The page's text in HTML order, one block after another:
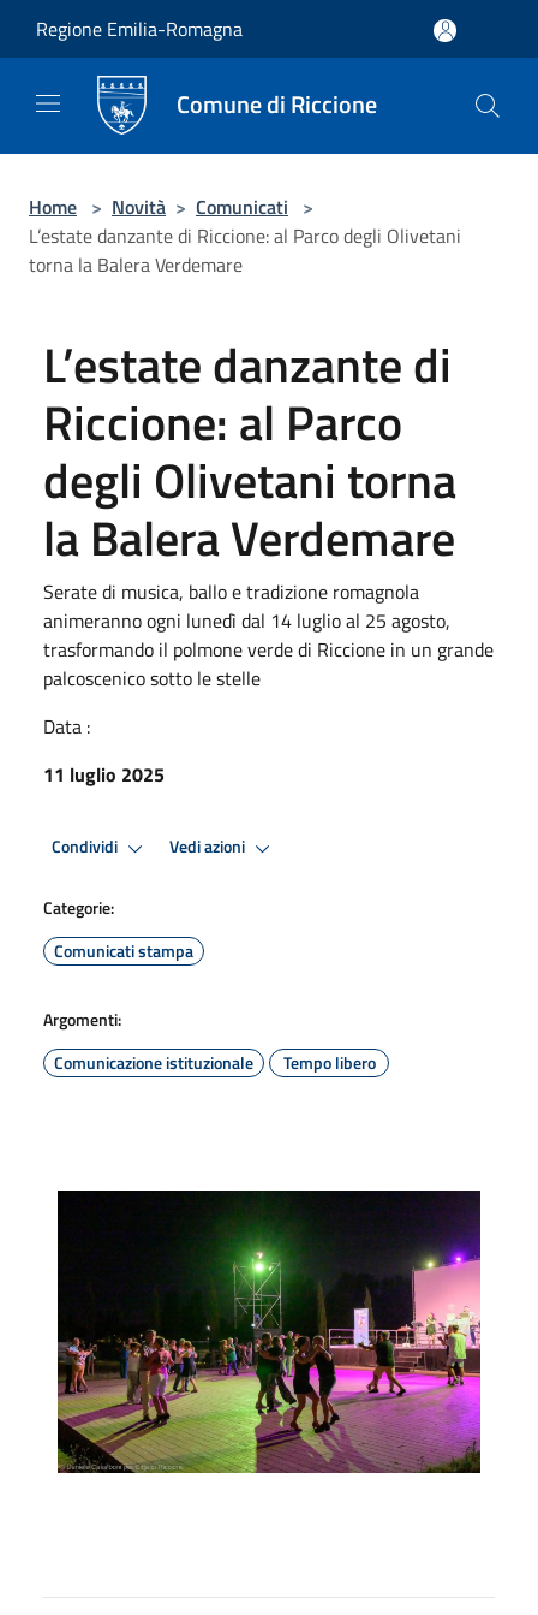
Regione Emilia-Romagna
Comune di Riccione
Home > Novità > Comunicati >
L’estate danzante di Riccione: al Parco degli Olivetani
torna la Balera Verdemare
L’estate danzante di
Riccione: al Parco
degli Olivetani torna
la Balera Verdemare
Serate di musica, ballo e tradizione romagnola
animeranno ogni lunedì dal 14 luglio al 25 agosto,
trasformando il polmone verde di Riccione in un grande
palcoscenico sotto le stelle
Data :
11 luglio 2025
Condividi Vedi azioni
Categorie:
Comunicati stampa
Argomenti:
Comunicazione istituzionale
Tempo libero